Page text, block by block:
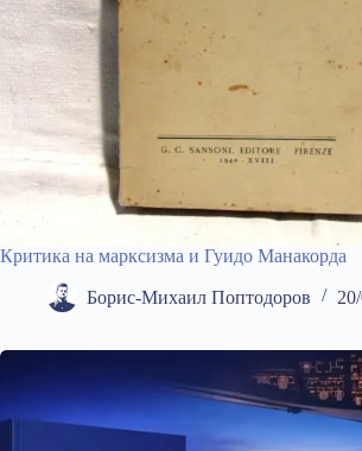
Критика на марксизма и Гуидо Манакорда
Борис-Михаил Поптодоров